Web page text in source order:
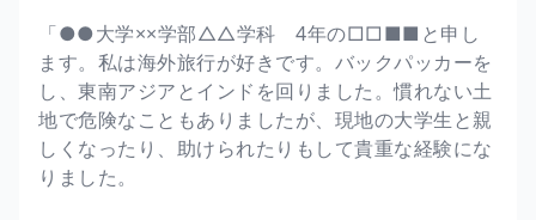
「●●大学××学部△△学科 4年の□□■■と申し
ます。私は海外旅行が好きです。バックパッカーを
し、東南アジアとインドを回りました。慣れない土
地で危険なこともありましたが、現地の大学生と親
しくなったり、助けられたりもして貴重な経験にな
りました。